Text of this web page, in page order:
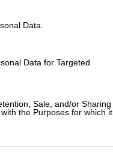
Data.
Data for Targeted
Sale, and/or Sharing
the Purposes for which it
από το Γενικό
στο